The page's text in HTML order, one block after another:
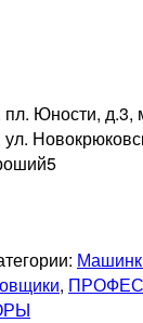
пл. Юности, д.3,
5
,